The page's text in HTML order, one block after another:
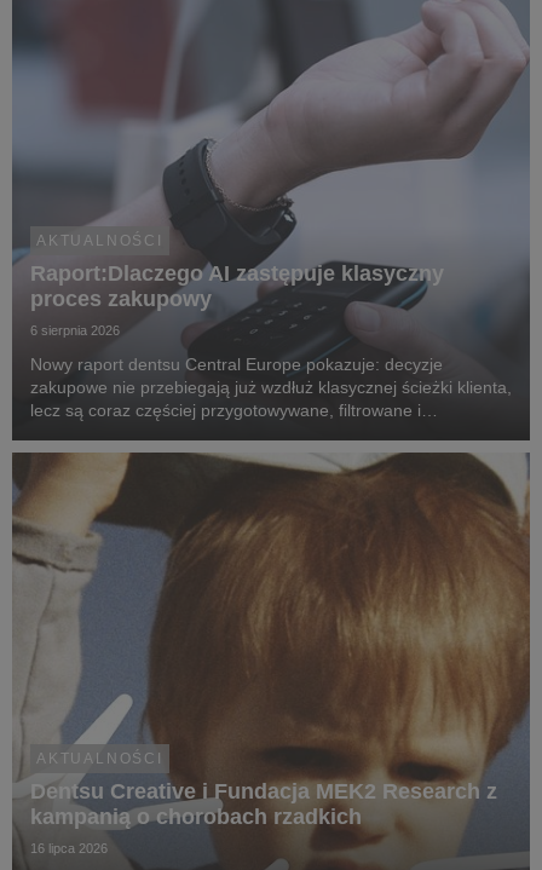
AKTUALNOŚCI
Raport:Dlaczego AI zastępuje klasyczny
proces zakupowy
6 sierpnia 2026
Nowy raport dentsu Central Europe pokazuje: decyzje
zakupowe nie przebiegają już wzdłuż klasycznej ścieżki klienta,
lecz są coraz częściej przygotowywane, filtrowane i
inteligencji.
AKTUALNOŚCI
Dentsu Creative i Fundacja MEK2 Research z
kampanią o chorobach rzadkich
16 lipca 2026